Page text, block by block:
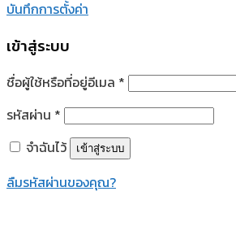
บันทึกการตั้งค่า
เข้าสู่ระบบ
ชื่อผู้ใช้หรือที่อยู่อีเมล *
รหัสผ่าน *
จำฉันไว้
เข้าสู่ระบบ
ลืมรหัสผ่านของคุณ?